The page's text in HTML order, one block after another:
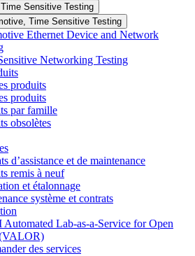
Sensitive Testing
Time Sensitive Testing
Ethernet Device and Network
Networking Testing
produits
produits
par famille
obsolètes
d’assistance et de maintenance
remis à neuf
et étalonnage
système et contrats
Lab-as-a-Service for Open
des services